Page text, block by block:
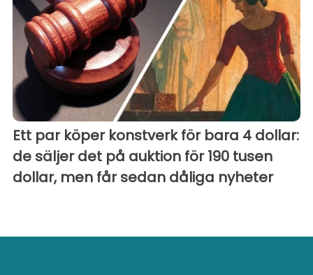
Ett par köper konstverk för bara 4 dollar:
de säljer det på auktion för 190 tusen
dollar, men får sedan dåliga nyheter